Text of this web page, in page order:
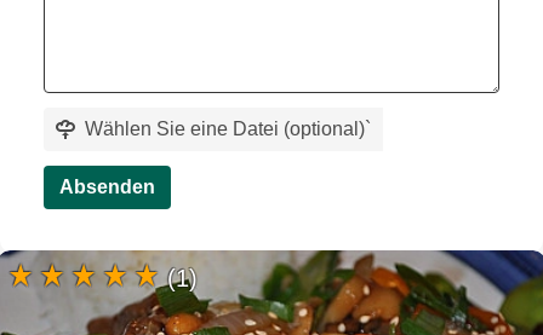
Wählen Sie eine Datei (optional)`
Absenden
(1)